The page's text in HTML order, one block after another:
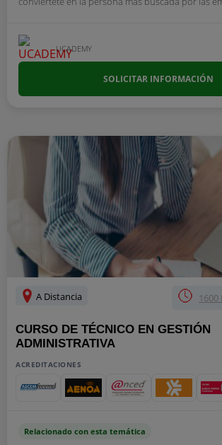
UCADEMY
SOLICITAR INFORMACIÓN
A Distancia 1600
CURSO DE TÉCNICO EN GESTIÓN
ADMINISTRATIVA
ACREDITACIONES
Relacionado con esta temática